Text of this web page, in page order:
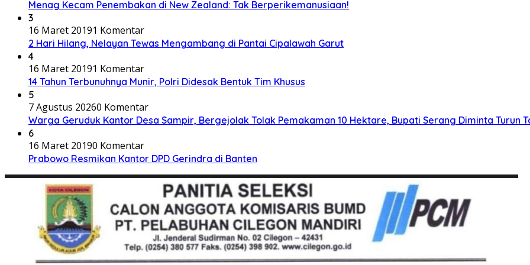
Menag Kecam Penembakan di New Zealand: Tak Berperikemanusiaan!
3
16 Maret 20191 Komentar
2 Hari Hilang, Nelayan Tewas Mengambang di Pantai Cipalawah Garut
4
16 Maret 20191 Komentar
14 Tahun Terbunuhnya Munir, Polri Didesak Bentuk Tim Khusus
5
7 Agustus 20260 Komentar
Warga Geruduk Kantor Desa Sampir, Bergejolak Tolak Pemakaman 10 Hektare, Bupati Serang Diminta Turun
6
16 Maret 20190 Komentar
Prabowo Resmikan Kantor DPD Gerindra di Banten